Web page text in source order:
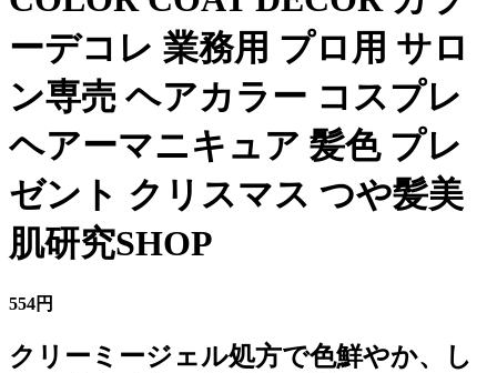
ーデコレ 業務用 プロ用 サロ
ン専売 ヘアカラー コスプレ
ヘアーマニキュア 髪色 プレ
ゼント クリスマス つや髪美
肌研究SHOP
554円
クリーミージェル処方で色鮮やか、し